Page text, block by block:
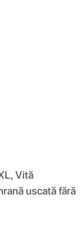
Vită
uscată fără